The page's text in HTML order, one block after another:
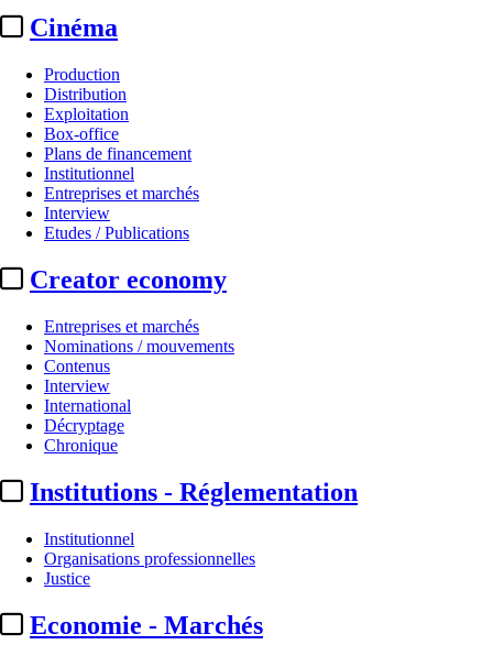
Cinéma
Production
Distribution
Exploitation
Box-office
Plans de financement
Institutionnel
Entreprises et marchés
Interview
Etudes / Publications
Creator economy
Entreprises et marchés
Nominations / mouvements
Contenus
Interview
International
Décryptage
Chronique
Institutions - Réglementation
Institutionnel
Organisations professionnelles
Justice
Economie - Marchés
Les audiences
Audiences 07/07/2026 :
Par
Damien Choppin